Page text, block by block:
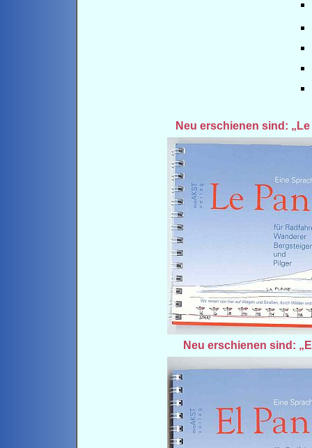
Neu erschienen sind:
Neu erschienen sind: